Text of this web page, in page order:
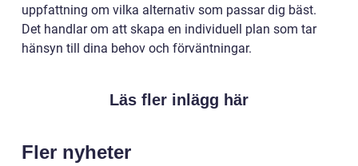
uppfattning om vilka alternativ som passar dig bäst.
Det handlar om att skapa en individuell plan som tar
hänsyn till dina behov och förväntningar.
Läs fler inlägg här
Fler nyheter